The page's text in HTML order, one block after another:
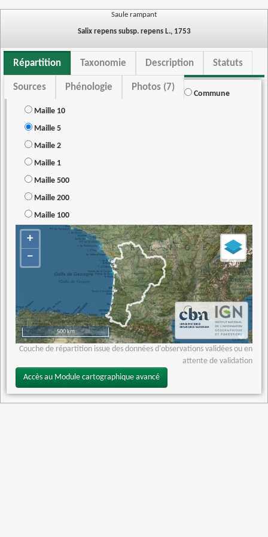
Saule rampant
Salix repens subsp. repens L., 1753
Répartition Taxonomie Description Statuts
Sources Phénologie Photos (7)
Commune
Maille 10
Maille 5
Maille 2
Maille 1
Maille 500
Maille 200
Maille 100
+
−
500 km
Couche de répartition issue des données d'observations validées ou en
attente de validation
Accès au Module cartographique avancé